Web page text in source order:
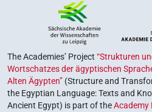
The Academies’ Project “Strukturen
Wortschatzes der ägyptischen
Alten Ägypten” (Structure and
the Egyptian Language: Texts and
Ancient Egypt) is part of theAcademy